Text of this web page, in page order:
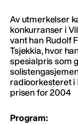
Av utmerkelser
konkurranser i
vant han Rudolf
Tsjekkia, hvor
spesialpris som
radioorkesteret i
prisen for 2004
Program: